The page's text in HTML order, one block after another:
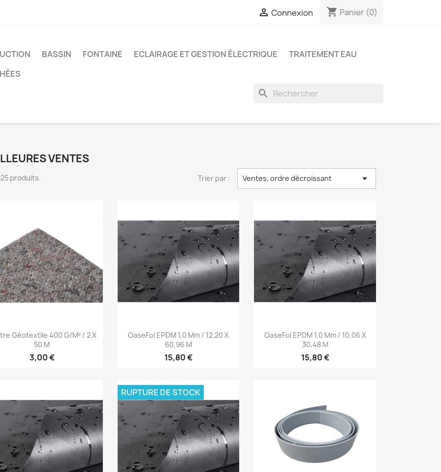
 Connexion shopping_cart Panier (0)
BASSIN FONTAINE ECLAIRAGE ET GESTION ÉLECTRIQUE
TRAITEMENT EAU
search
VENTES
produits. Trier par : Ventes, ordre décroissant 
Aperçu rapide
Géotextile 400 G/m² / 2 X
50 M
3,00 €
 Aperçu rapide
OaseFol EPDM 1,0 Mm / 12,20 X
60,96 M
15,80 €
 Aperçu rapide
OaseFol EPDM 1,0 Mm / 10,06 X
30,48 M
15,80 €
RUPTURE DE STOCK